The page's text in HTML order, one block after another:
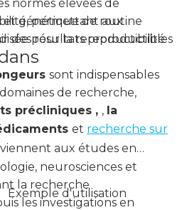
normes élevées de
permettant aux
des résultats reproductibles
et génétique de routine
pour la reproductibilité
sont indispensables
de recherche,
précliniques , , la
et recherche sur
aux études en
neurosciences et
la recherche
les investigations en
Exemple d'utilisation